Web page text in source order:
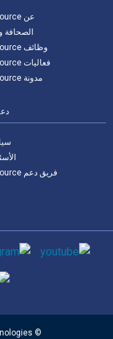
عن VitalSource
الصحافة
وظائف VitalSource
فعاليات VitalSource
مدونة VitalSource
فريق دعم VitalSource
وسائل التواصل